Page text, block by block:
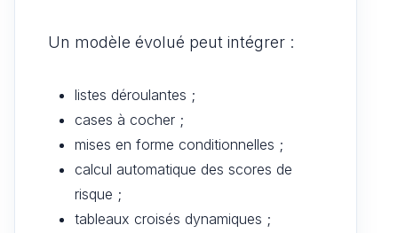
Un modèle évolué peut intégrer :
listes déroulantes ;
cases à cocher ;
mises en forme conditionnelles ;
calcul automatique des scores de
risque ;
tableaux croisés dynamiques ;